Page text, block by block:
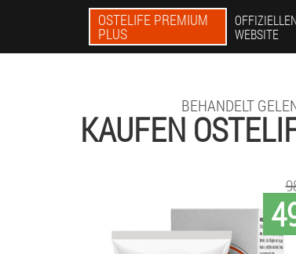
OSTELIFE PREMIUM
PLUS
WEBSITE
BEHANDELT
KAUFEN